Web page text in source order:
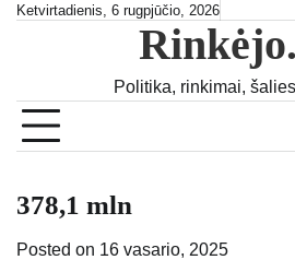
SkipKetvirtadienis, 6 rugpjūčio, 2026
Politika, rinkimai,
378,1 mln
Posted on 16 vasario, 2025